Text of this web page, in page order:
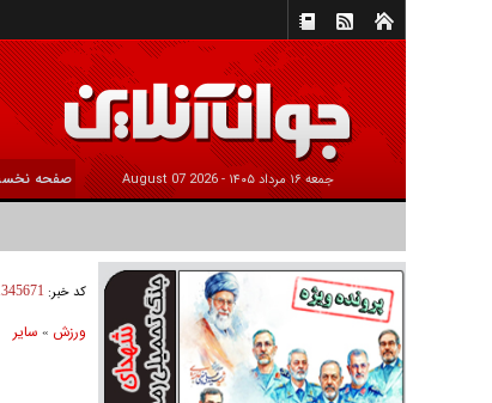
جمعه ۱۶ مرداد ۱۴۰۵ - 2026 August 07 صفحه
کد خبر:
ورزش » ساير